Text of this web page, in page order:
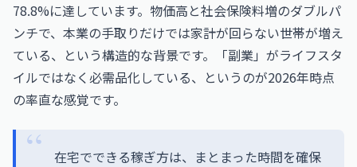
78.8%に達しています。物価高と社会保険料増のダブルパ
ンチで、本業の手取りだけでは家計が回らない世帯が増え
ている、という構造的な背景です。「副業」がライフスタ
イルではなく必需品化している、というのが2026年時点
の率直な感覚です。
在宅でできる稼ぎ方は、まとまった時間を確保